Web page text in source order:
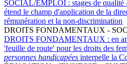
SOCIAL/EMPLOI : stages de
étend le champ d'application de la
rémunération et la non-discrimination
DROITS FONDAMENTAUX -
DROITS FONDAMENTAUX : en
'feuille de route' pour les droits des
personnes handicapées interpelle la